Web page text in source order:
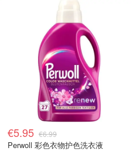
€5.95 €6.99
Perwoll 彩色衣物护色洗衣液